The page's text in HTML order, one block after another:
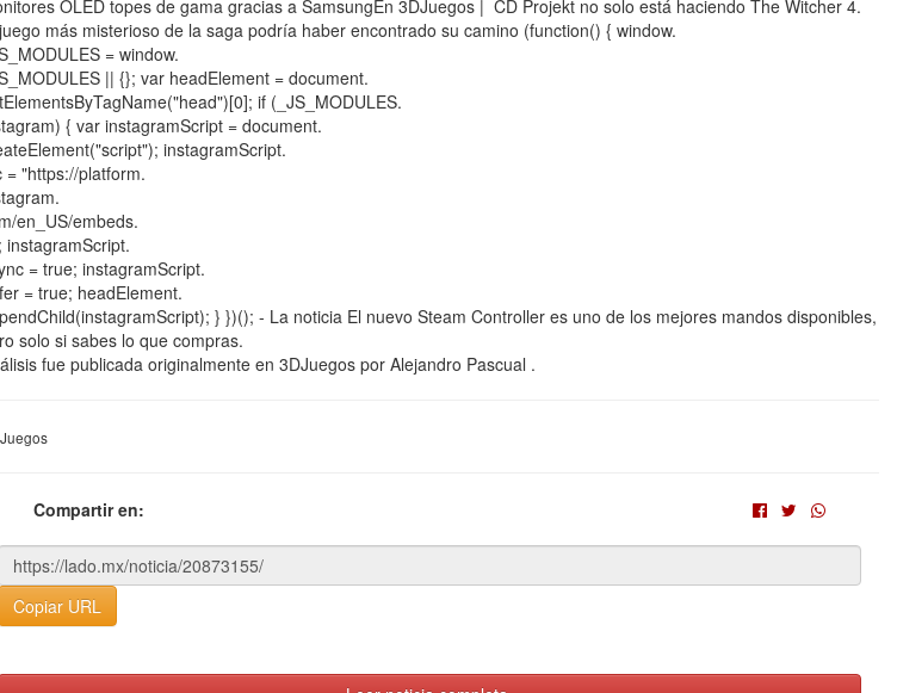
OLED topes de gama gracias a SamsungEn 3DJuegos | CD Projekt no solo está haciendo The Witcher 4.
más misterioso de la saga podría haber encontrado su camino (function() { window.
= window.
|| {}; var headElement = document.
if (_JS_MODULES.
{ var instagramScript = document.
instagramScript.
= "https://platform.
en_US/embeds.
instagramScript.
= true; instagramScript.
= true; headElement.
} })(); - La noticia El nuevo Steam Controller es uno de los mejores mandos disponibles,
solo si sabes lo que compras.
fue publicada originalmente en 3DJuegos por Alejandro Pascual .
Compartir en:
Copiar URL